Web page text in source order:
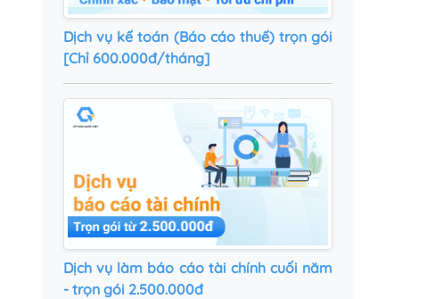
Dịch vụ kế toán (Báo cáo thuế) trọn gói
[Chỉ 600.000đ/tháng]
Dịch vụ làm báo cáo tài chính cuối năm
- trọn gói 2.500.000đ